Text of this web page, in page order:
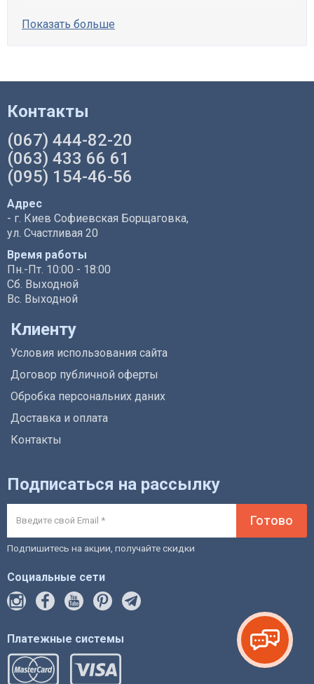
Показать больше
Контакты
(067) 444-82-20
(063) 433 66 61
(095) 154-46-56
Адрес
- г. Киев Софиевская Борщаговка,
ул. Счастливая 20
Время работы
Пн.-Пт. 10:00 - 18:00
Сб. Выходной
Вс. Выходной
Клиенту
Условия использования сайта
Договор публичной оферты
Обробка персональних даних
Доставка и оплата
Контакты
Подписаться на рассылку
Готово
Подпишитесь на акции, получайте скидки
Социальные сети
Платежные системы